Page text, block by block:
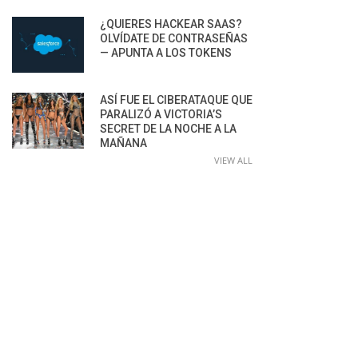
¿QUIERES HACKEAR SAAS?
OLVÍDATE DE CONTRASEÑAS
— APUNTA A LOS TOKENS
ASÍ FUE EL CIBERATAQUE QUE
PARALIZÓ A VICTORIA’S
SECRET DE LA NOCHE A LA
MAÑANA
VIEW ALL